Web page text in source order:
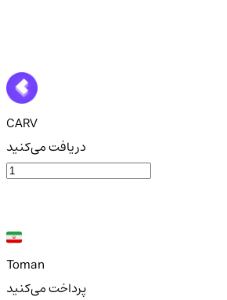
CARV
دریافت می‌کنید
Toman
پرداخت می‌کنید